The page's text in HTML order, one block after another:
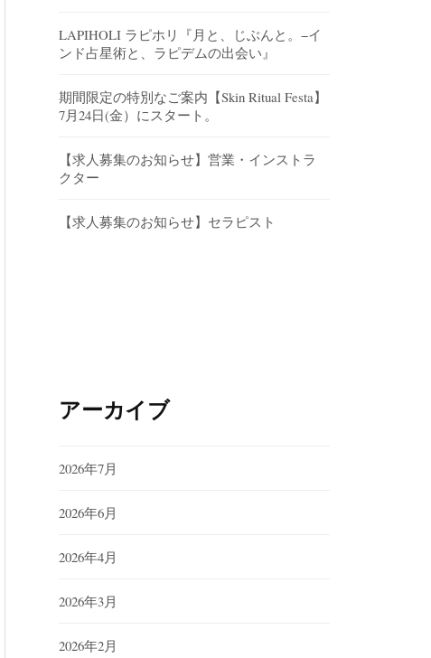
LAPIHOLI ラピホリ『月と、じぶんと。−イ
ンド占星術と、ラピデムの出会い』
期間限定の特別なご案内【Skin Ritual Festa】
7月24日(金）にスタート。
【求人募集のお知らせ】営業・インストラ
クター
【求人募集のお知らせ】セラピスト
アーカイブ
2026年7月
2026年6月
2026年4月
2026年3月
2026年2月